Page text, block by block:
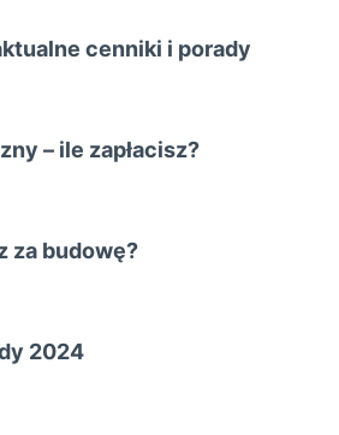
cenniki i porady
– ile zapłacisz?
za budowę?
2024